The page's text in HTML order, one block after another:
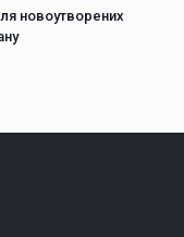
новоутворених